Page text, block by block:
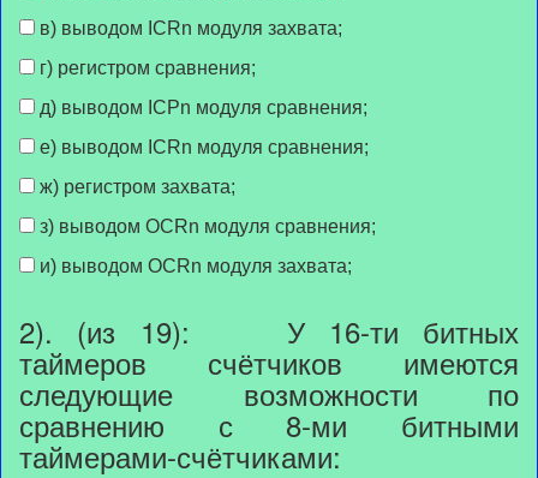
в) выводом ICRn модуля захвата;
г) регистром сравнения;
д) выводом ICPn модуля сравнения;
е) выводом ICRn модуля сравнения;
ж) регистром захвата;
з) выводом OCRn модуля сравнения;
и) выводом OCRn модуля захвата;
2). (из 19): У 16-ти битных
таймеров счётчиков имеются
следующие возможности по
сравнению с 8-ми битными
таймерами-счётчиками: